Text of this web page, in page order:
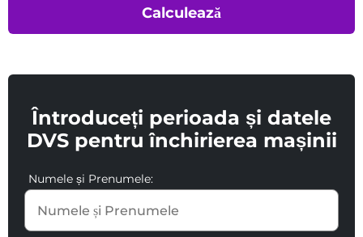
Calculează
Întroduceți perioada și datele
DVS pentru închirierea mașinii
Numele și Prenumele: